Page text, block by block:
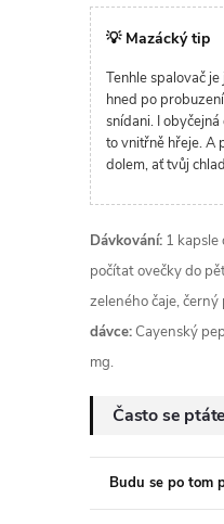
💡 Mazácký tip
Tenhle spalovač
hned po
snídani. I
to vnitřně hřeje. A
dolem, ať tvůj
Dávkování: 1 kapsle
počítat ovečky do
zeleného čaje,
dávce: Cayenský
mg.
Často se
Budu se po tom